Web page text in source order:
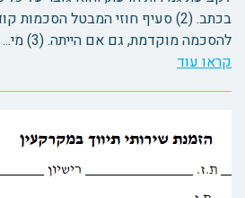
בכתב. (2) סעיף חוזי המבטל
להסכמה מוקדמת, גם אם הייתה. (3) מי...
קראו עוד